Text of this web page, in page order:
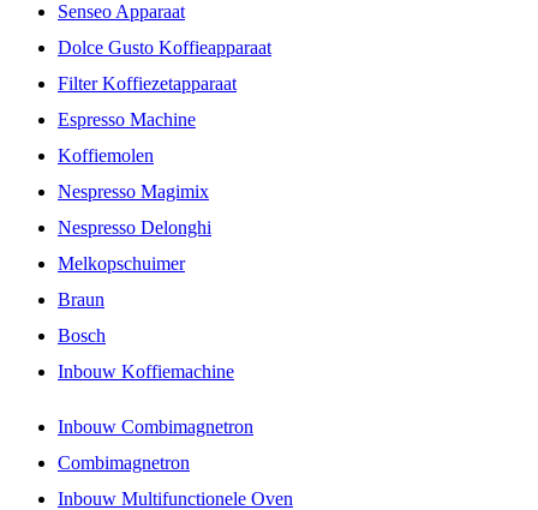
Senseo Apparaat
Dolce Gusto Koffieapparaat
Filter Koffiezetapparaat
Espresso Machine
Koffiemolen
Nespresso Magimix
Nespresso Delonghi
Melkopschuimer
Braun
Bosch
Inbouw Koffiemachine
Inbouw Combimagnetron
Combimagnetron
Inbouw Multifunctionele Oven